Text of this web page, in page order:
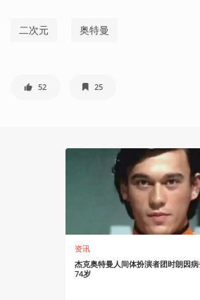
二次元 奥特曼
52 25
资讯
杰克奥特曼人间体扮演者团时朗因
74岁